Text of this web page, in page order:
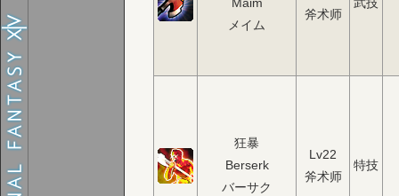
メイム
斧术师
狂暴
Berserk
バーサク
Lv22
斧术师
特技